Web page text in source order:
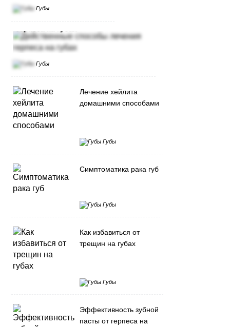
Губы
Действенные способы лечения
Губы
Лечение хейлита
домашними способами
Губы
Симптоматика рака губ
Губы
Как избавиться от
трещин на губах
Губы
Эффективность зубной
пасты от герпеса на